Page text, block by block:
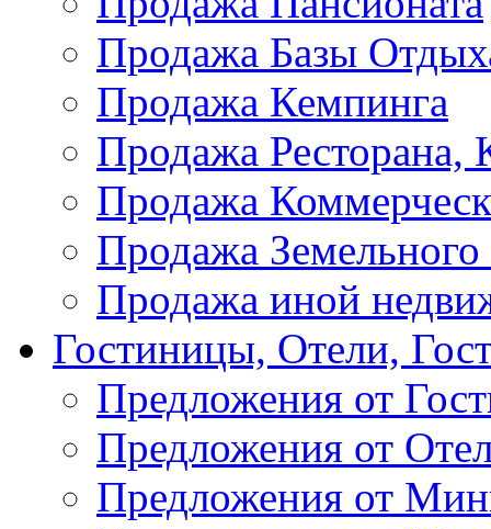
Продажа Базы
Продажа Кемпинга
Продажа Ресторана,
Продажа
Продажа Земельного
Продажа иной
Гостиницы, Отели,
Предложения от
Предложения от
Предложения от